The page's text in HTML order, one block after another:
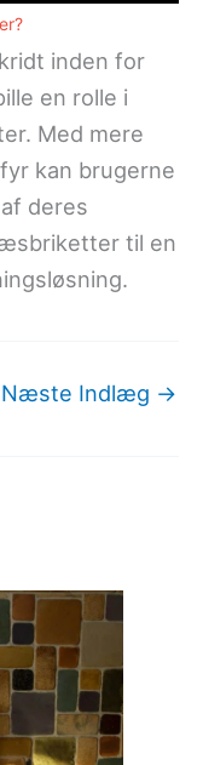
inden for
en rolle i
Med mere
kan brugerne
deres
til en
Næste Indlæg →